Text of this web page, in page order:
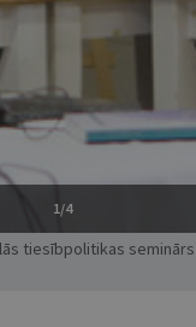
1/4
tiesībpolitikas seminārs